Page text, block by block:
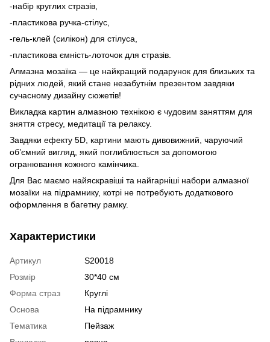
-набір круглих стразів,
-пластикова ручка-стілус,
-гель-клей (силікон) для стілуса,
-пластикова ємність-лоточок для стразів.
Алмазна мозаїка — це найкращий подарунок для близьких та
рідних людей, який стане незабутнім презентом завдяки
сучасному дизайну сюжетів!
Викладка картин алмазною технікою є чудовим заняттям для
зняття стресу, медитації та релаксу.
Завдяки ефекту 5D, картини мають дивовижний, чаруючий
об’ємний вигляд, який поглиблюється за допомогою
огранювання кожного камінчика.
Для Вас маємо найяскравіші та найгарніші набори алмазної
мозаїки на підрамнику, котрі не потребують додаткового
оформлення в багетну рамку.
Характеристики
Артикул
S20018
Розмір
30*40 см
Форма страз
Круглі
Основа
На підрамнику
Тематика
Пейзаж